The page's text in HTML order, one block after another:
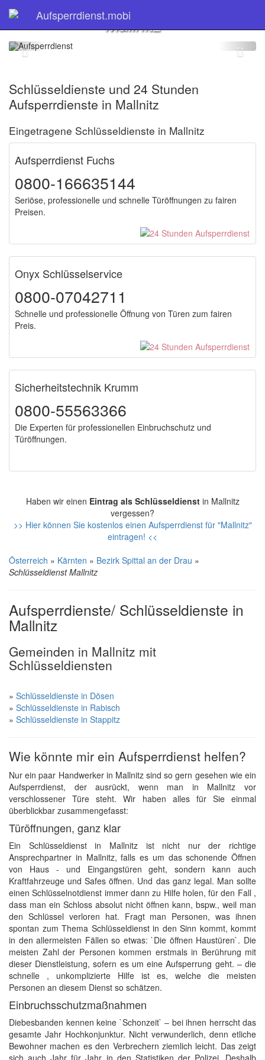
Aufsperrdienst.mobi
Schlüsseldienst
Mallnitz
Schlüsseldienste und 24 Stunden
Aufsperrdienste in Mallnitz
Eingetragene Schlüsseldienste in Mallnitz
Aufsperrdienst Fuchs
0800-166635144
Seriöse, professionelle und schnelle Türöffnungen zu fairen
Preisen.
Onyx Schlüsselservice
0800-07042711
Schnelle und professionelle Öffnung von Türen zum fairen
Preis.
Sicherheitstechnik Krumm
0800-55563366
Die Experten für professionellen Einbruchschutz und
Türöffnungen.
Haben wir einen Eintrag als Schlüsseldienstin Mallnitz
vergessen?
>> Hier können Sie kostenlos einen Aufsperrdienst für "Mallnitz"
eintragen! <<
Österreich » Kärnten » Bezirk Spittal an der Drau »
Schlüsseldienst Mallnitz
Aufsperrdienste/ Schlüsseldienste in
Mallnitz
Gemeinden in Mallnitz mit
Schlüsseldiensten
» Schlüsseldienste in Dösen
» Schlüsseldienste in Rabisch
» Schlüsseldienste in Stappitz
Wie könnte mir ein Aufsperrdienst helfen?
Nur ein paar Handwerker in Mallnitz sind so gern gesehen wie ein
Aufsperrdienst, der ausrückt, wenn man in Mallnitz vor
verschlossener Türe steht. Wir haben alles für Sie einmal
überblickbar zusammengefasst:
Türöffnungen, ganz klar
Ein Schlüsseldienst in Mallnitz ist nicht nur der richtige
Ansprechpartner in Mallnitz, falls es um das schonende Öffnen
von Haus - und Eingangstüren geht, sondern kann auch
Kraftfahrzeuge und Safes öffnen. Und das ganz legal. Man sollte
einen Schlüsselnotdienst immer dann zu Hilfe holen, für den Fall ,
dass man ein Schloss absolut nicht öffnen kann, bspw., weil man
den Schlüssel verloren hat. Fragt man Personen, was ihnen
spontan zum Thema Schlüsseldienst in den Sinn kommt, kommt
in den allermeisten Fällen so etwas: `Die öffnen Haustüren`. Die
meisten Zahl der Personen kommen erstmals in Berührung mit
dieser Dienstleistung, sofern es um eine Aufsperrung geht. – die
schnelle , unkomplizierte Hilfe ist es, welche die meisten
Personen an diesem Dienst so schätzen.
Einbruchsschutzmaßnahmen
Diebesbanden kennen keine `Schonzeit` – bei ihnen herrscht das
gesamte Jahr Hochkonjunktur. Nicht verwunderlich, denn etliche
Bewohner machen es den Verbrechern ziemlich leicht. Das zeigt
sich auch Jahr für Jahr in den Statistiken der Polizei. Deshalb